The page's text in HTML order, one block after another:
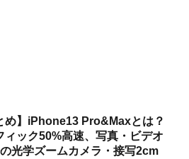
め】iPhone13 Pro&Maxとは？
ィック50%高速、写真・ビデオ
光学ズームカメラ・接写2cm